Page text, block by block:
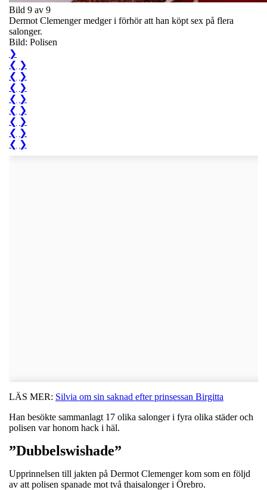
Bild 9 av 9
Dermot Clemenger medger i förhör att han köpt sex på flera
salonger.
Bild: Polisen
❯
❮ ❯
❮ ❯
❮ ❯
❮ ❯
❮ ❯
❮ ❯
❮ ❯
❮ ❯
LÄS MER: Silvia om sin saknad efter prinsessan Birgitta
Han besökte sammanlagt 17 olika salonger i fyra olika städer och
polisen var honom hack i häl.
”Dubbelswishade”
Upprinnelsen till jakten på Dermot Clemenger kom som en följd
av att polisen spanade mot två thaisalonger i Örebro.